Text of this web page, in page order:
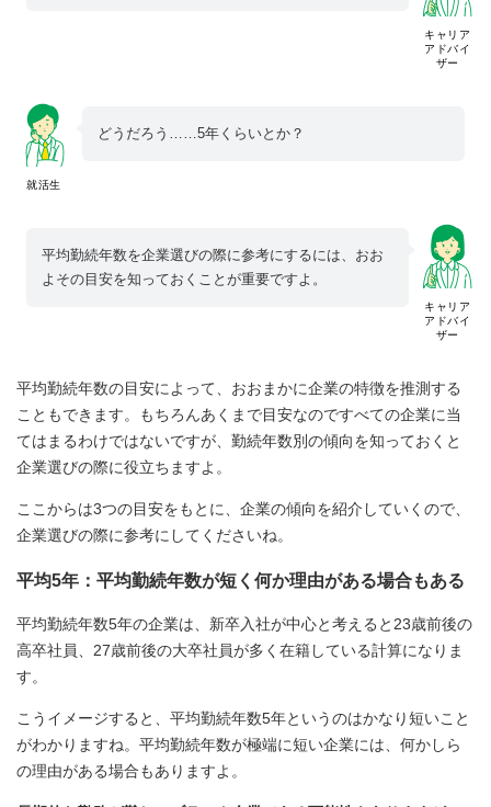
キャリア
アドバイ
ザー
就活生
どうだろう……5年くらいとか？
キャリア
アドバイ
ザー
平均勤続年数を企業選びの際に参考にするには、おお
よその目安を知っておくことが重要ですよ。
平均勤続年数の目安によって、おおまかに企業の特徴を推測する
こともできます。もちろんあくまで目安なのですべての企業に当
てはまるわけではないですが、勤続年数別の傾向を知っておくと
企業選びの際に役立ちますよ。
ここからは3つの目安をもとに、企業の傾向を紹介していくので、
企業選びの際に参考にしてくださいね。
平均5年：平均勤続年数が短く何か理由がある場合もある
平均勤続年数5年の企業は、新卒入社が中心と考えると23歳前後の
高卒社員、27歳前後の大卒社員が多く在籍している計算になりま
す。
こうイメージすると、平均勤続年数5年というのはかなり短いこと
がわかりますね。平均勤続年数が極端に短い企業には、何かしら
の理由がある場合もありますよ。